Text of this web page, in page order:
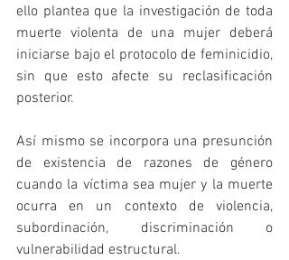
ello plantea que la investigación de toda
muerte violenta de una mujer deberá
iniciarse bajo el protocolo de feminicidio,
sin que esto afecte su reclasificación
posterior.
Así mismo se incorpora una presunción
de existencia de razones de género
cuando la víctima sea mujer y la muerte
ocurra en un contexto de violencia,
subordinación, discriminación o
vulnerabilidad estructural.